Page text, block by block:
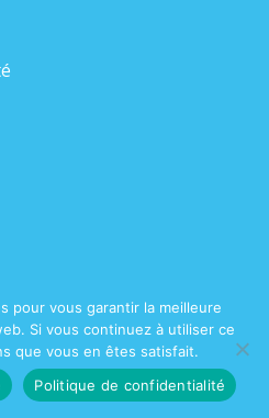
© - Tous droits réservés.
par WPCréations
pour vous garantir la meilleure
Si vous continuez à utiliser ce
que vous en êtes satisfait.
Politique de confidentialité